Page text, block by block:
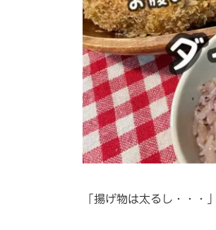
「揚げ物は太るし・・・